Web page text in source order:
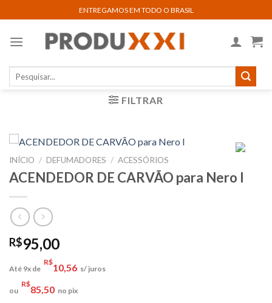
to
content
ENTREGAMOS EM TODO O BRASIL
Pesquisar
FILTRAR
INÍCIO / DEFUMADORES / ACESSÓRIOS
ACENDEDOR DE CARVÃO para Nero I
R$95,00
Até 9x de
R$10,56 s/ juros
ou
R$85,50 no pix